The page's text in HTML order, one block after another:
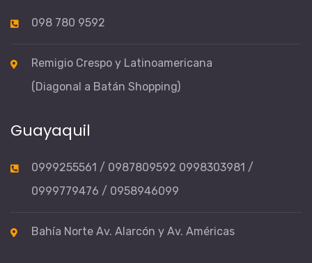
098 780 9592
Remigio Crespo y Latinoamericana
(Diagonal a Batán Shopping)
Guayaquil
0999255561 / 0987809592 0998303981 /
0999779476 / 0958946099
Bahía Norte Av. Alarcón y Av. Américas